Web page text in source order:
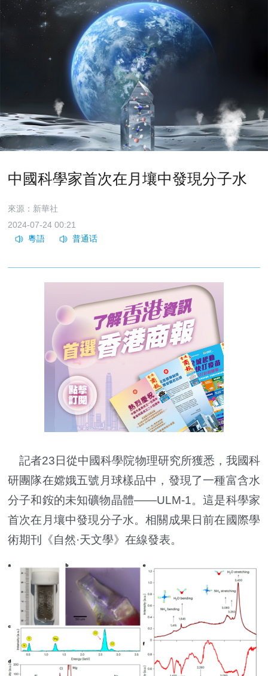
中國科學家首次在月壤中發現分子水
來源：新華社
2024-07-24 00:21
記者23日從中國科學院物理研究所獲悉，我國科
研團隊在嫦娥五號月球樣品中，發現了一種富含水
分子和銨的未知礦物晶體——ULM-1。這是科學家
首次在月壤中發現分子水。相關成果日前在國際學
術期刊《自然·天文學》在線發表。